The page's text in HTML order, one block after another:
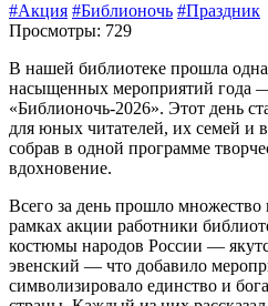
#Акция #Библионочь #Праздник
Просмотры: 729
В нашей библиотеке прошла
насыщенных мероприятий года
«Библионочь-2026». Этот день
для юных читателей, их семей и
собрав в одной программе
вдохновение.
Всего за день прошло
рамках акции работники
костюмы народов России —
эвенский — что добавило
символизировало единство и